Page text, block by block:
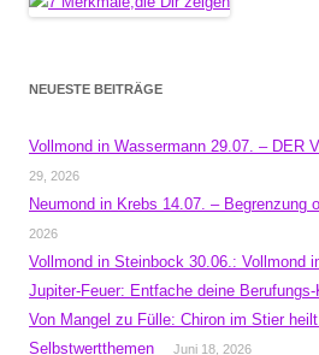
NEUESTE BEITRÄGE
Vollmond in Wassermann 29.07. – DER
29, 2026
Neumond in Krebs 14.07. – Begrenzung
2026
Vollmond in Steinbock 30.06.: Vollmond
Jupiter-Feuer: Entfache deine Berufungs-
Von Mangel zu Fülle: Chiron im Stier
Selbstwertthemen
Juni 18, 2026